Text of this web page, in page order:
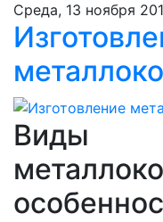
Среда, 13 ноября
Виды